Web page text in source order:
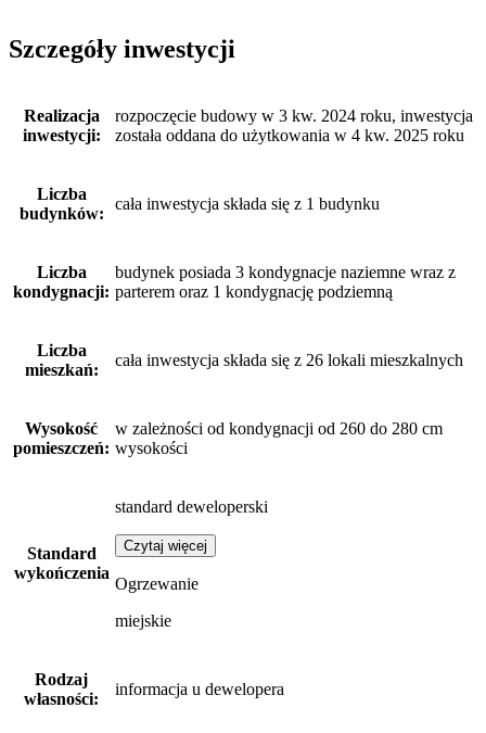
Szczegóły inwestycji
Realizacja
inwestycji:
rozpoczęcie budowy w 3 kw. 2024 roku, inwestycja
została oddana do użytkowania w 4 kw. 2025 roku
Liczba
budynków:
cała inwestycja składa się z 1 budynku
Liczba
kondygnacji:
budynek posiada 3 kondygnacje naziemne wraz z
parterem oraz 1 kondygnację podziemną
Liczba
mieszkań:
cała inwestycja składa się z 26 lokali mieszkalnych
Wysokość
pomieszczeń:
w zależności od kondygnacji od 260 do 280 cm
wysokości
Standard
wykończenia
standard deweloperski
Czytaj więcej
Ogrzewanie
miejskie
Rodzaj
własności:
informacja u dewelopera